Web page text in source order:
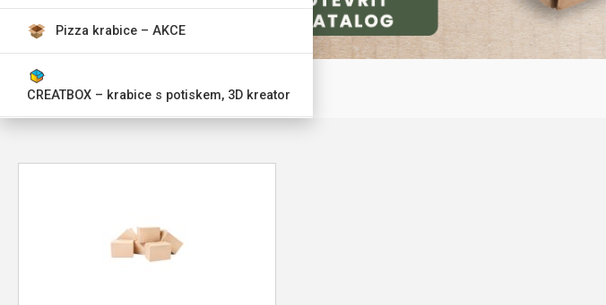
Pizza krabice – AKCE
CREATBOX – krabice s potiskem, 3D kreator